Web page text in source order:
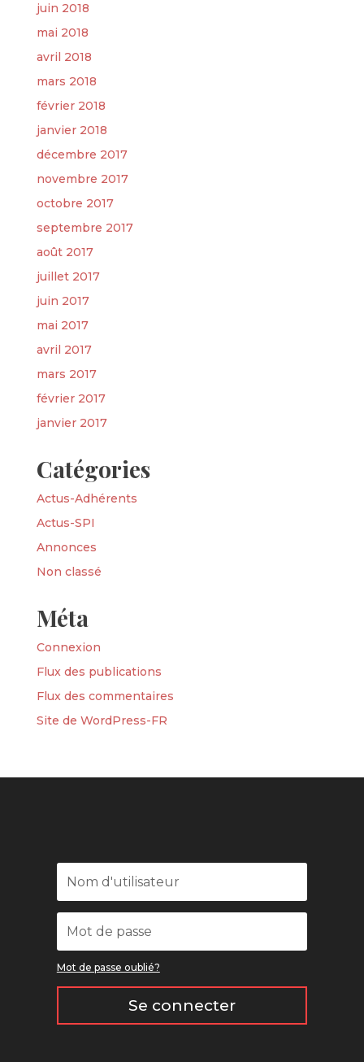
juin 2018
mai 2018
avril 2018
mars 2018
février 2018
janvier 2018
décembre 2017
novembre 2017
octobre 2017
septembre 2017
août 2017
juillet 2017
juin 2017
mai 2017
avril 2017
mars 2017
février 2017
janvier 2017
Catégories
Actus-Adhérents
Actus-SPI
Annonces
Non classé
Méta
Connexion
Flux des publications
Flux des commentaires
Site de WordPress-FR
Mot de passe oublié?
Se connecter